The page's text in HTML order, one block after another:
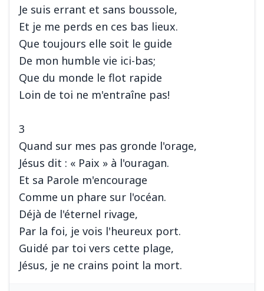
Je suis errant et sans boussole,
Et je me perds en ces bas lieux.
Que toujours elle soit le guide
De mon humble vie ici-bas;
Que du monde le flot rapide
Loin de toi ne m'entraîne pas!
3
Quand sur mes pas gronde l'orage,
Jésus dit : « Paix » à l'ouragan.
Et sa Parole m'encourage
Comme un phare sur l'océan.
Déjà de l'éternel rivage,
Par la foi, je vois l'heureux port.
Guidé par toi vers cette plage,